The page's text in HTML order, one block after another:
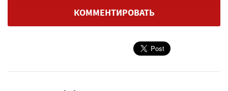
КОММЕНТИРОВАТЬ